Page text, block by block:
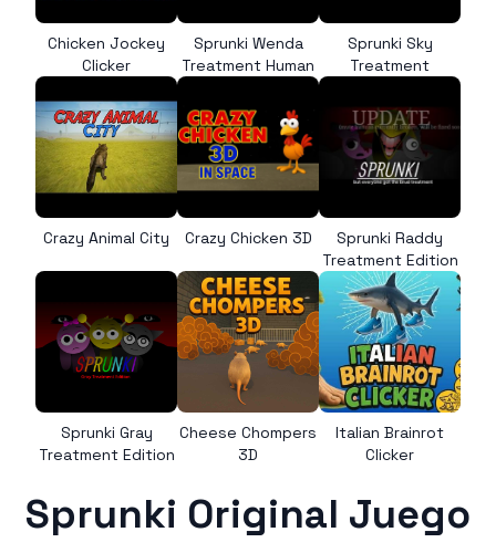
Chicken Jockey
Clicker
Sprunki Wenda
Treatment Human
Sprunki Sky
Treatment
Crazy Animal City Crazy Chicken 3D
Sprunki Raddy
Treatment Edition
Sprunki Gray
Treatment Edition
Cheese Chompers
3D
Italian Brainrot
Clicker
Sprunki Original Juego